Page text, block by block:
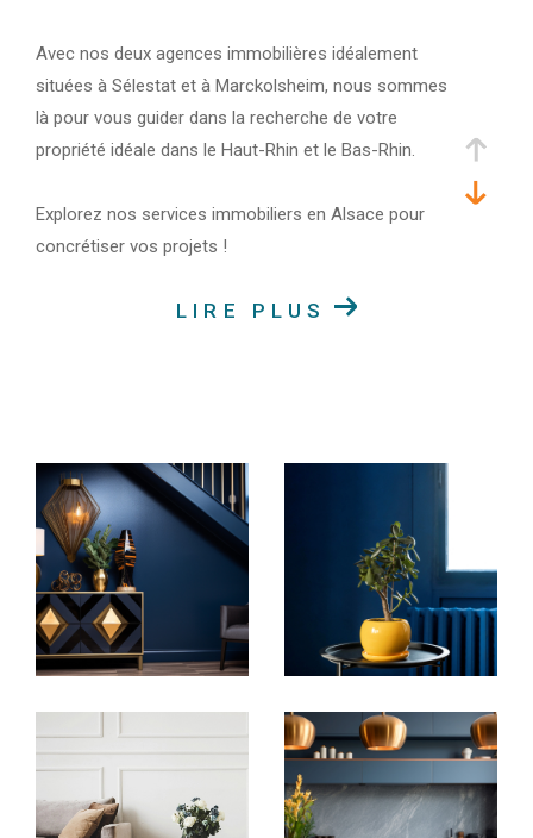
Avec nos deux agences immobilières idéalement
situées à Sélestat et à Marckolsheim, nous sommes
là pour vous guider dans la recherche de votre
propriété idéale dans le Haut-Rhin et le Bas-Rhin.
Explorez nos services immobiliers en Alsace pour
concrétiser vos projets !
Achat immobilier en Alsace
ou le duplex spacieux qui correspond à vos critères.
Notre vaste sélection de biens immobiliers à vendre
couvre une variété de goûts et de budgets. Nous
nous engageons à vous offrir un service
personnalisé pour vous accompagner à chaque
étape de votre projet d'achat immobilier.
Si la location est votre préférence, explorez nos
biens immobiliers disponibles à la location en Alsace.
Que vous recherchiez un appartement spacieux ou
LIRE PLUS